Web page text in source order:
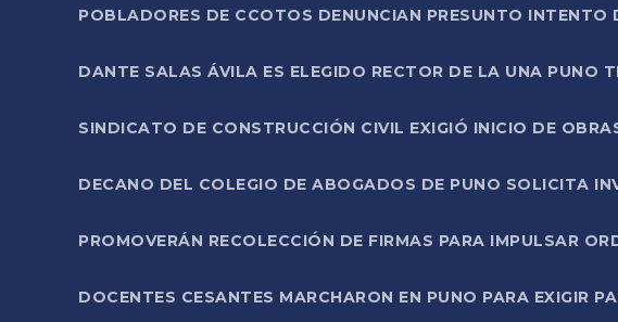
POBLADORES DE CCOTOS DENUNCIAN PRESUNTO INTENTO
DANTE SALAS ÁVILA ES ELEGIDO RECTOR DE LA UNA PUNO
SINDICATO DE CONSTRUCCIÓN CIVIL EXIGIÓ INICIO DE
DECANO DEL COLEGIO DE ABOGADOS DE PUNO SOLICITA
PROMOVERÁN RECOLECCIÓN DE FIRMAS PARA IMPULSAR
DOCENTES CESANTES MARCHARON EN PUNO PARA EXIGIR